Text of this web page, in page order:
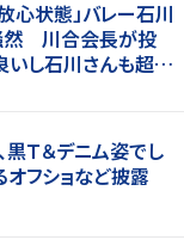
心状態」バレー石川
然 川合会長が投
いし石川さんも超格
黒Ｔ＆デニム姿でし
フショなど披露